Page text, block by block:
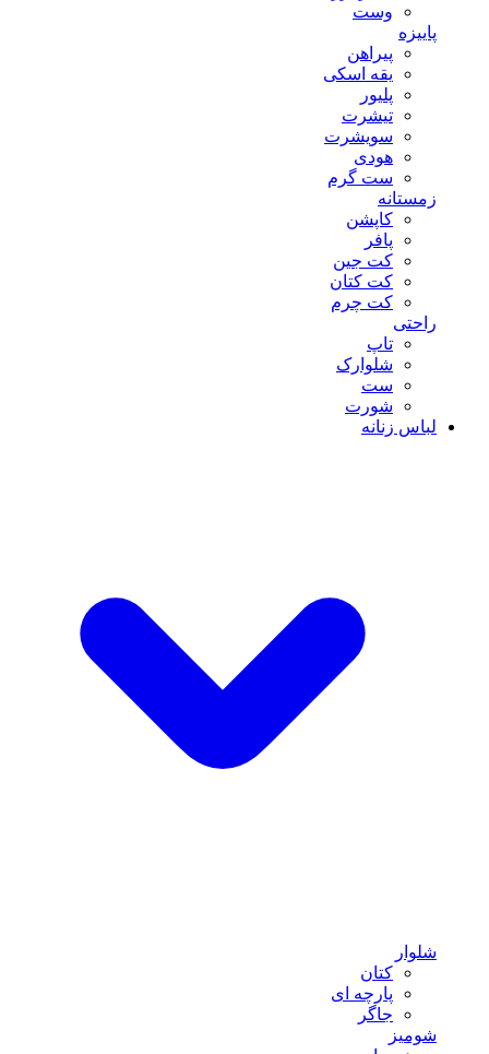
وست
پاییزه
پیراهن
یقه اسکی
پلیور
تیشرت
سویشرت
هودی
ست گرم
زمستانه
کاپشن
پافر
کت جین
کت کتان
کت چرم
راحتی
تاپ
شلوارک
ست
شورت
لباس زنانه
شلوار
کتان
پارچه ای
جاگر
شومیز